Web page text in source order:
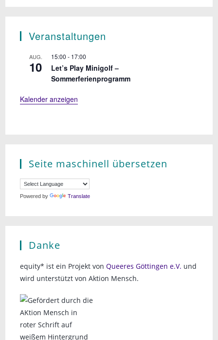
Veranstaltungen
AUG.
10
15:00 - 17:00
Let’s Play Minigolf –
Sommerferienprogramm
Kalender anzeigen
Seite maschinell übersetzen
Powered by Translate
Danke
equity* ist ein Projekt vonQueeres Göttingen e.V. und
wird unterstützt von Aktion Mensch.